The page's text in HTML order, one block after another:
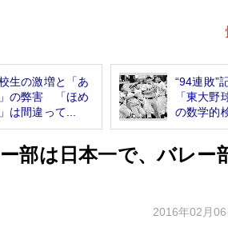
生の激増と「あ
の弊害 「ほめ
は間違って...
“94連敗”
「東大野
の数学的
部は日本一で、バレー
2016年02月06